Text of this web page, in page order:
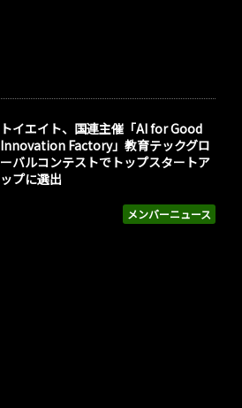
メンバーニュース
トイエイト、国連主催「AI for Good
Innovation Factory」教育テックグロ
ーバルコンテストでトップスタートア
ップに選出